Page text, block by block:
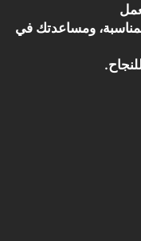
ومساعدتك في